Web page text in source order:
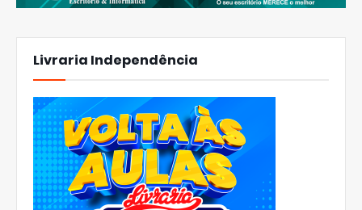
Livraria Independência